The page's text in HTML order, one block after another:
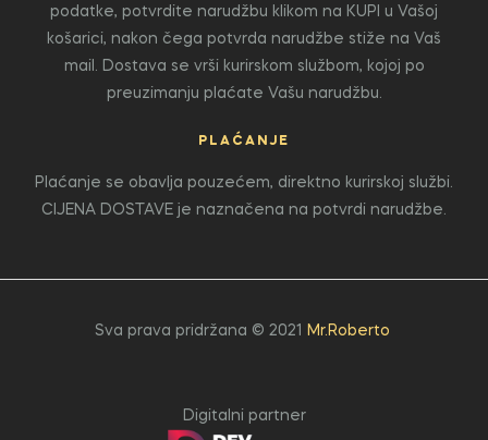
podatke, potvrdite narudžbu klikom na KUPI u Vašoj
košarici, nakon čega potvrda narudžbe stiže na Vaš
mail. Dostava se vrši kurirskom službom, kojoj po
preuzimanju plaćate Vašu narudžbu.
PLAĆANJE
Plaćanje se obavlja pouzećem, direktno kurirskoj službi.
CIJENA DOSTAVE je naznačena na potvrdi narudžbe.
Sva prava pridržana © 2021 Mr.Roberto
Digitalni partner